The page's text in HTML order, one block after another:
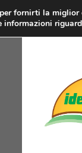
fornirti la miglior
informazioni